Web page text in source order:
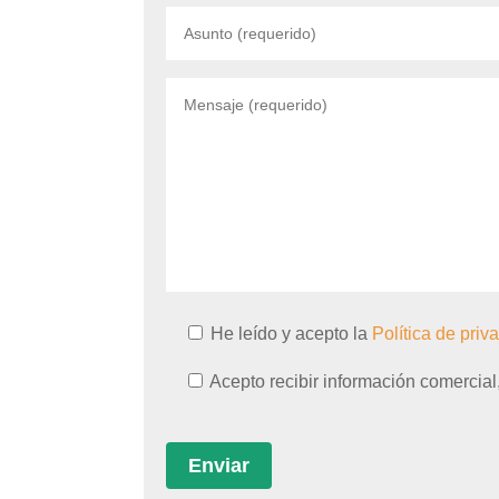
He leído y acepto la Política de
Acepto recibir información